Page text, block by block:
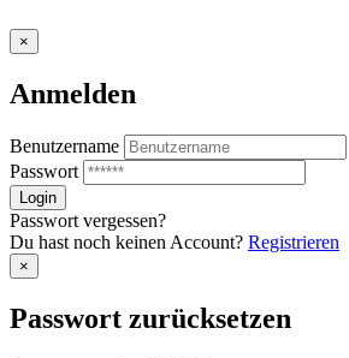
×
Anmelden
Benutzername
Passwort
Passwort vergessen?
Du hast noch keinen Account? Registrieren
×
Passwort zurücksetzen